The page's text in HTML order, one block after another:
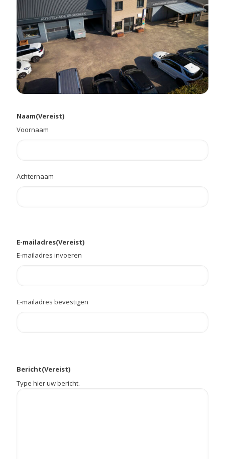
Naam(Vereist)
Voornaam
Achternaam
E-mailadres(Vereist)
E-mailadres invoeren
E-mailadres bevestigen
Bericht(Vereist)
Type hier uw bericht.